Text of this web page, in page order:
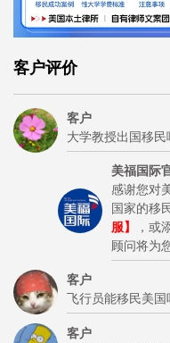
客户评价
客户
大学教授出国移民
美福国际
感谢您对
国家的移
服】
，或
顾问将为
客户
飞行员能移民美国
客户